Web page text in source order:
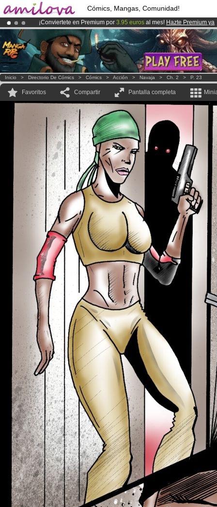
Cómics, Mangas, Comunidad!
¡Conviertete en Premium por 3.95 euros al mes! Hazte Premium ya
¡Ya tenemos 100000miembrosy 1000Cómics y Mangas!.
El Kickstarter Amilova está desormado lanzado!.
Inicio > Directorio De Cómics > Cómics > Acción > Navaja > Ch. 2 > P. 23
Favoritos Compartir Pantalla completa